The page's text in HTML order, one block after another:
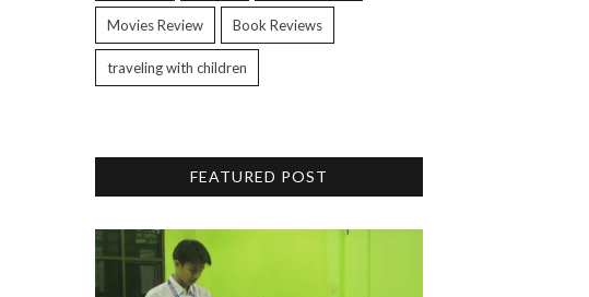
Movies Review Book Reviews
traveling with children
FEATURED POST